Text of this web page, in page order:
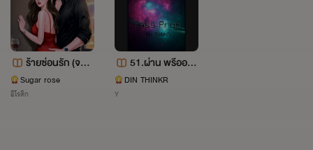
ร้ายซ่อนรัก (จบบ
ริบูรณ์) มีE-book
Sugar rose
อีโรติก
51.ผ่าน พรีออน :
Pass Prion (R.
DIN THINKR
Y